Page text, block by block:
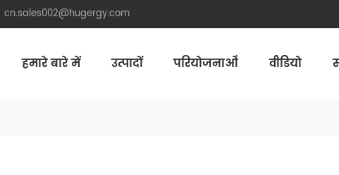
cn.sales002@hugergy.com
हमारे बारे में उत्पादों परियोजनाओं वीडियो